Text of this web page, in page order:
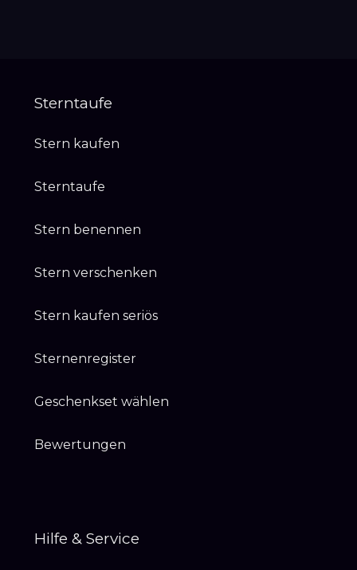
Sterntaufe
Stern kaufen
Sterntaufe
Stern benennen
Stern verschenken
Stern kaufen seriös
Sternenregister
Geschenkset wählen
Bewertungen
Hilfe & Service